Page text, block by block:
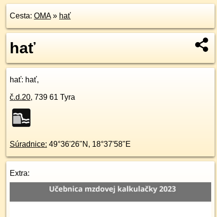
Cesta: OMA» hať
hať
hať: hať,
č.d.20, 739 61 Tyra
Súradnice: 49°36'26"N , 18°37'58"E
Extra: